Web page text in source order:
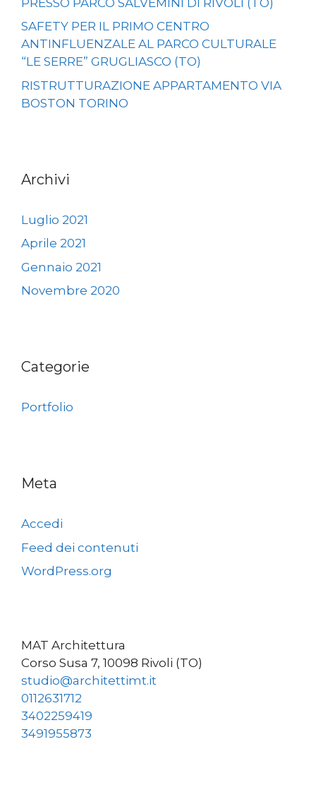
SAFETY PER IL PRIMO CENTRO
ANTINFLUENZALE AL PARCO CULTURALE
“LE SERRE” GRUGLIASCO (TO)
RISTRUTTURAZIONE APPARTAMENTO VIA
BOSTON TORINO
Archivi
Luglio 2021
Aprile 2021
Gennaio 2021
Novembre 2020
Categorie
Portfolio
Meta
Accedi
Feed dei contenuti
WordPress.org
MAT Architettura
Corso Susa 7, 10098 Rivoli (TO)
studio@architettimt.it
0112631712
3402259419
3491955873